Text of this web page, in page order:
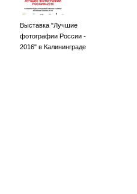
Выставка "Лучшие
фотографии России -
2016" в Калининграде